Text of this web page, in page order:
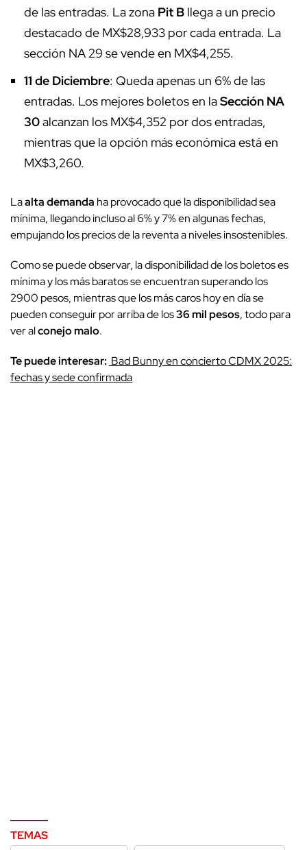
de las entradas. La zona Pit B llega a un precio
destacado de MX$28,933 por cada entrada. La
sección NA 29 se vende en MX$4,255.
11 de Diciembre: Queda apenas un 6% de las
entradas. Los mejores boletos en laSección NA
30alcanzan los MX$4,352 por dos entradas,
mientras que la opción más económica está en
MX$3,260.
Laalta demanda ha provocado que la disponibilidad sea
mínima, llegando incluso al 6% y 7% en algunas fechas,
empujando los precios de la reventa a niveles insostenibles.
Como se puede observar, la disponibilidad de los boletos es
mínima y los más baratos se encuentran superando los
2900 pesos, mientras que los más caros hoy en día se
pueden conseguir por arriba de los36 mil pesos, todo para
ver alconejo malo.
Te puede interesar: Bad Bunny en concierto CDMX 2025:
fechas y sede confirmada
TEMAS